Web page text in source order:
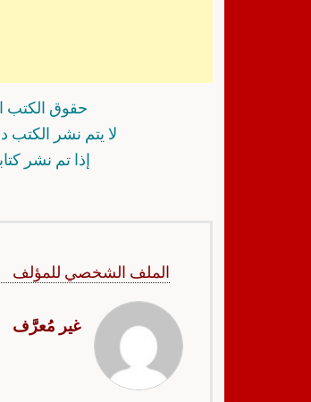
حقوق الكتب
لا يتم نشر الكتب
إذا تم نشر
الملف الشخصي للمؤلف
غير مُعرَّف